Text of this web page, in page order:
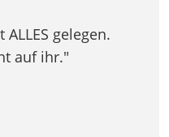
gelegen.
auf ihr."